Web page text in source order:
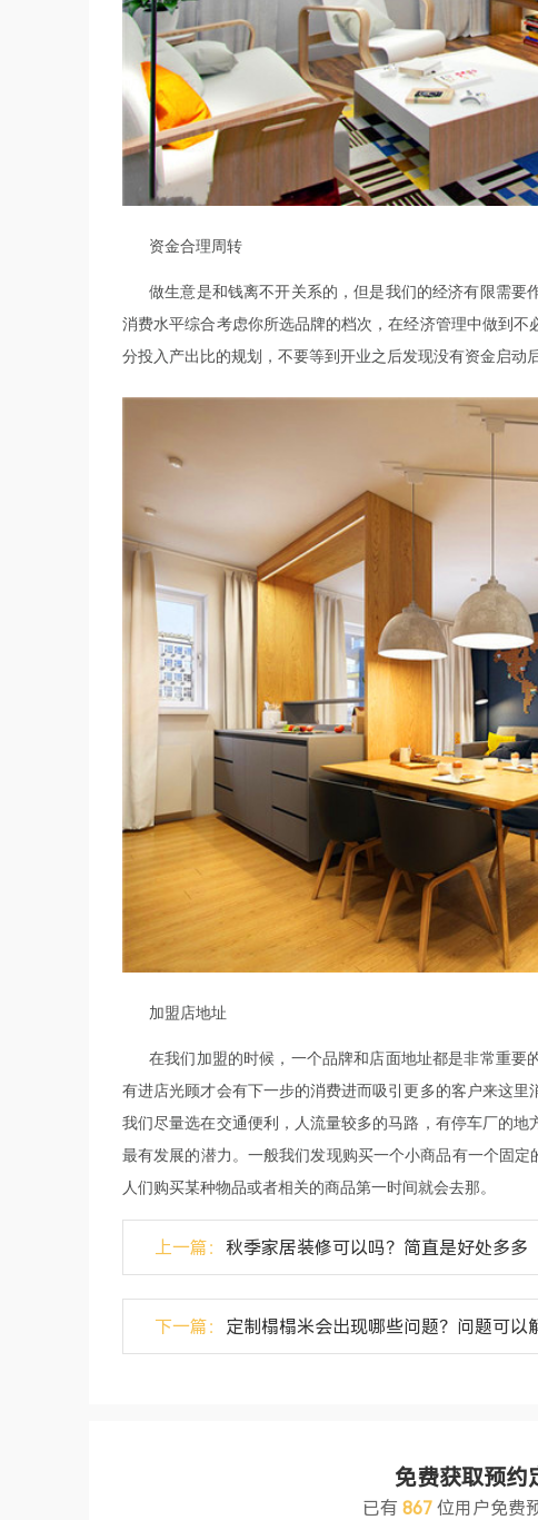
资金合理周转
做生意是和钱离不开关系的，但是我们的经济有限需要
消费水平综合考虑你所选品牌的档次，在经济管理中做到
分投入产出比的规划，不要等到开业之后发现没有资金启动
加盟店地址
在我们加盟的时候，一个品牌和店面地址都是非常重要
有进店光顾才会有下一步的消费进而吸引更多的客户来这里
我们尽量选在交通便利，人流量较多的马路，有停车厂的
最有发展的潜力。一般我们发现购买一个小商品有一个固定
人们购买某种物品或者相关的商品第一时间就会去那。
上一篇： 秋季家居装修可以吗？简直是好处多多
下一篇： 定制榻榻米会出现哪些问题？问题可以
免费获取预约
已有 867位用户免费